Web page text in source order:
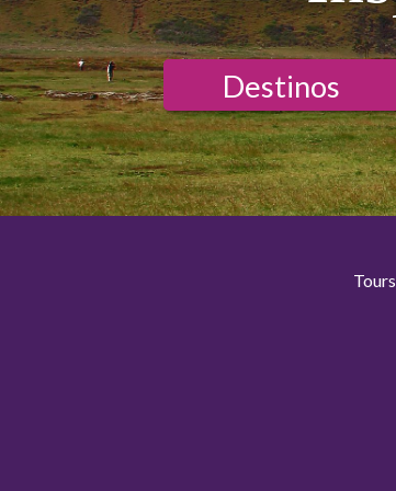
Destinos
Tours